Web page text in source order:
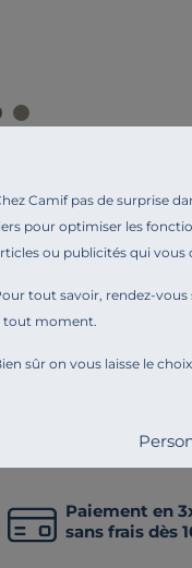
Camif pas de surprise
pour optimiser les
ou publicités qui vous
tout savoir, rendez-vous
tout moment.
sûr on vous laisse le
convertible tissu
Marbella
799,00 €
on innove en
Tout comme la
Paiement en
sans frais dès